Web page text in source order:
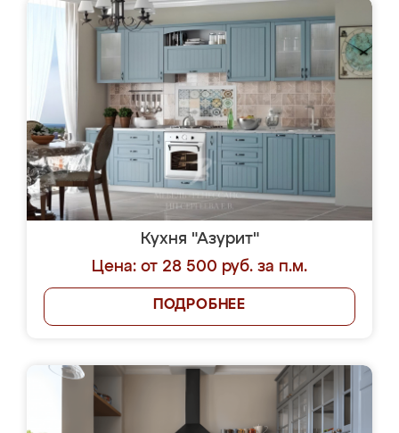
Кухня "Азурит"
Цена: от 28 500 руб. за п.м.
ПОДРОБНЕЕ